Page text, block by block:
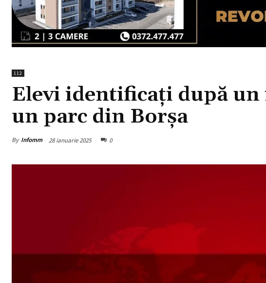
112
Elevi identificați după
un parc din Borșa
By Infomm 28 ianuarie 2025 0